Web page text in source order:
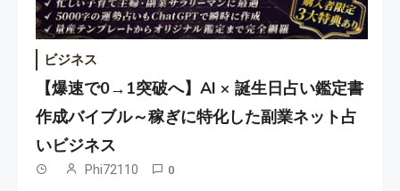
ビジネス
【爆速で0→1突破へ】AI × 誕生日占い鑑定書
作成バイブル～稼ぎに特化した副業ネット占
いビジネス
Phi72110 0